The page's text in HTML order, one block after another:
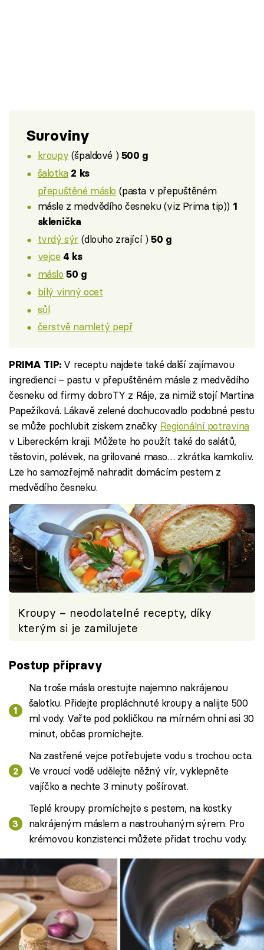
Suroviny
kroupy (špaldové ) 500 g
šalotka 2 ks
přepuštěné máslo (pasta v přepuštěném
másle z medvědího česneku (viz Prima tip)) 1
sklenička
tvrdý sýr(dlouho zrající ) 50 g
vejce 4 ks
máslo 50 g
bílý vinný ocet
sůl
čerstvě namletý pepř
PRIMA TIP:V receptu najdete také další zajímavou
ingredienci – pastu v přepuštěném másle z medvědího
česneku od firmy dobroTY z Ráje, za nimiž stojí Martina
Papežíková. Lákavě zelené dochucovadlo podobné pestu
se může pochlubit ziskem značky Regionální potravina
v Libereckém kraji. Můžete ho použít také do salátů,
těstovin, polévek, na grilované maso… zkrátka kamkoliv.
Lze ho samozřejmě nahradit domácím pestem z
medvědího česneku.
Kroupy – neodolatelné recepty, díky
kterým si je zamilujete
Postup přípravy
Na troše másla orestujte najemno nakrájenou
šalotku. Přidejte propláchnuté kroupy a nalijte 500
ml vody. Vařte pod pokličkou na mírném ohni asi 30
minut, občas promíchejte.
Na zastřené vejce potřebujete vodu s trochou octa.
Ve vroucí vodě udělejte něžný vír, vyklepněte
vajíčko a nechte 3 minuty pošírovat.
Teplé kroupy promíchejte s pestem, na kostky
nakrájeným máslem a nastrouhaným sýrem. Pro
krémovou konzistenci můžete přidat trochu vody.